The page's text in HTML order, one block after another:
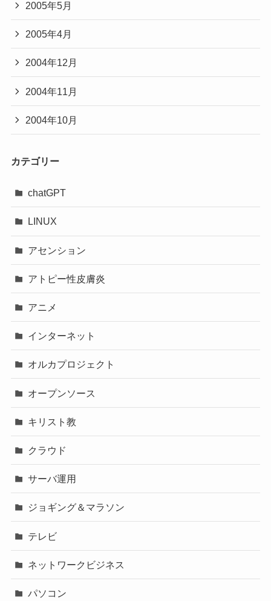
2005年5月
2005年4月
2004年12月
2004年11月
2004年10月
カテゴリー
chatGPT
LINUX
アセンション
アトピー性皮膚炎
アニメ
インターネット
オルカプロジェクト
オープンソース
キリスト教
クラウド
サーバ運用
ジョギング＆マラソン
テレビ
ネットワークビジネス
パソコン